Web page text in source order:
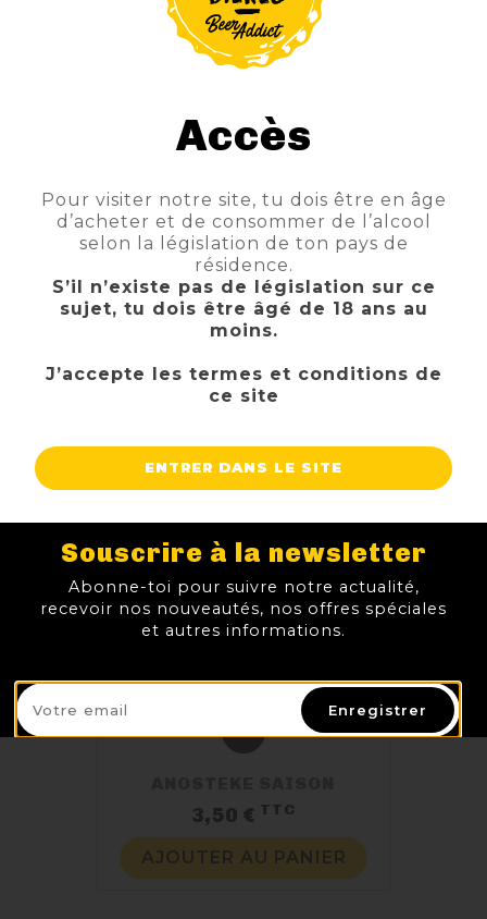
BLANCHE DES NEIGES
2,50 €TTC
AJOUTER AU PANIER
3,50 € TTC
AJOUTER AU PANIER
Accès
Pour visiter notre site, tu dois être en âge
d’acheter et de consommer de l’alcool
selon la législation de ton pays de
résidence.
S’il n’existe pas de législation sur ce
sujet, tu dois être âgé de 18 ans au
moins.
J’accepte les termes et conditions de
ce site
ENTRER DANS LE SITE
Souscrire à la newsletter
Abonne-toi pour suivre notre actualité,
recevoir nos nouveautés, nos offres spéciales
et autres informations.
Enregistrer